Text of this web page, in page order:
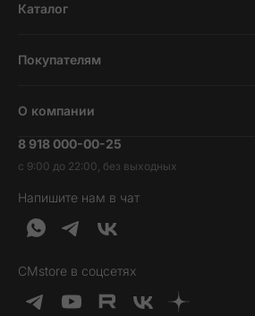
Каталог
Планшеты
Наушники и колонки
Гаджеты
Услуги и софт
Идеи подарков
Покупателям
Трейд-ин
Гарантия и возврат
Доставка и оплата
Кредит и рассрочка
О компании
Вакансии
Контакты
Обратная связь
О нас
8 918 000-00-25
с 9:00 до 22:00, без выходных
Напишите нам в чат
CMstore в соцсетях